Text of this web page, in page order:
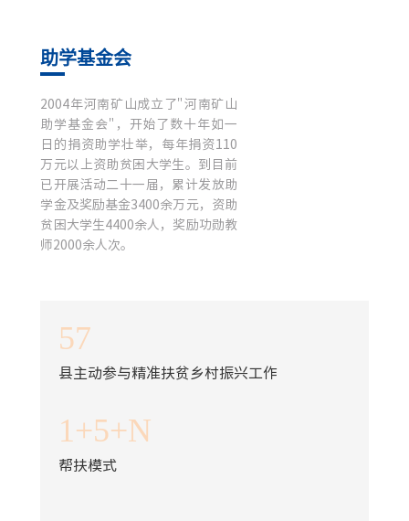
助学基金会
2004年河南矿山成立了"河南矿山
助学基金会"，开始了数十年如一
日的捐资助学壮举，每年捐资110
万元以上资助贫困大学生。到目前
已开展活动二十一届，累计发放助
学金及奖励基金3400余万元，资助
贫困大学生4400余人，奖励功勋教
师2000余人次。
57
县主动参与精准扶贫乡村振兴工作
1+5+N
帮扶模式